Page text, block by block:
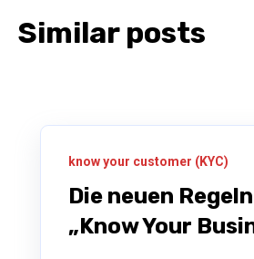
Similar posts
know your customer (KYC)
Die neuen
„Know Your